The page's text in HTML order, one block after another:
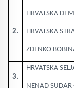
2.
HRVATSKA
HRVATSKA
ZDENKO
3.
HRVATSKA
NENAD